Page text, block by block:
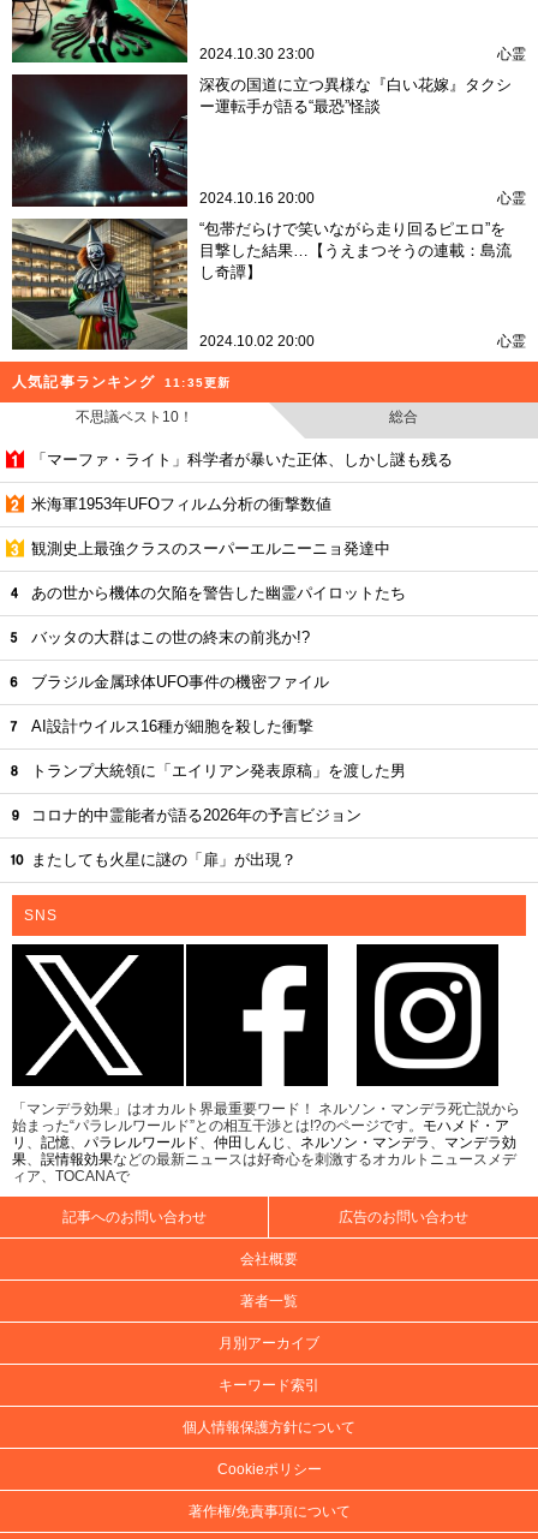
2024.10.30 23:00 心霊
深夜の国道に立つ異様な『白い花嫁』タクシ
ー運転手が語る“最恐”怪談
2024.10.16 20:00 心霊
“包帯だらけで笑いながら走り回るピエロ”を
目撃した結果…【うえまつそうの連載：島流
し奇譚】
2024.10.02 20:00 心霊
人気記事ランキング 11:35更新
不思議ベスト10！ 総合
「マーファ・ライト」科学者が暴いた正体、しかし謎も残る
米海軍1953年UFOフィルム分析の衝撃数値
観測史上最強クラスのスーパーエルニーニョ発達中
あの世から機体の欠陥を警告した幽霊パイロットたち
バッタの大群はこの世の終末の前兆か!?
ブラジル金属球体UFO事件の機密ファイル
AI設計ウイルス16種が細胞を殺した衝撃
トランプ大統領に「エイリアン発表原稿」を渡した男
コロナ的中霊能者が語る2026年の予言ビジョン
またしても火星に謎の「扉」が出現？
SNS
「マンデラ効果」はオカルト界最重要ワード！ ネルソン・マンデラ死亡説から
始まった“パラレルワールド”との相互干渉とは!?のページです。 モハメド・ア
リ 、 記憶、 パラレルワールド、 仲田しんじ 、 ネルソン・マンデラ 、 マンデラ効
果、 誤情報効果などの最新ニュースは好奇心を刺激するオカルトニュースメデ
ィア、TOCANAで
記事へのお問い合わせ 広告のお問い合わせ
会社概要
著者一覧
月別アーカイブ
キーワード索引
個人情報保護方針について
Cookieポリシー
著作権/免責事項について